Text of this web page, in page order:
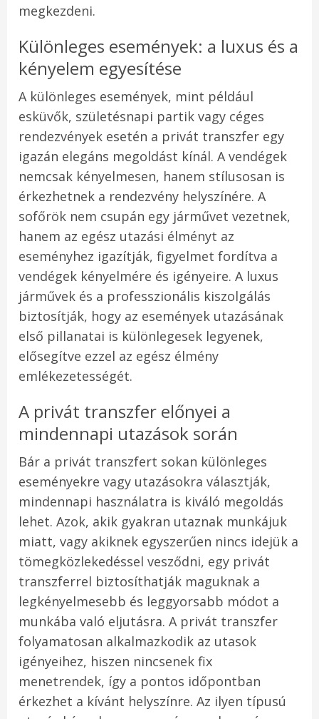
megkezdeni.
Különleges események: a luxus és a
kényelem egyesítése
A különleges események, mint például
esküvők, születésnapi partik vagy céges
rendezvények esetén a privát transzfer egy
igazán elegáns megoldást kínál. A vendégek
nemcsak kényelmesen, hanem stílusosan is
érkezhetnek a rendezvény helyszínére. A
sofőrök nem csupán egy járművet vezetnek,
hanem az egész utazási élményt az
eseményhez igazítják, figyelmet fordítva a
vendégek kényelmére és igényeire. A luxus
járművek és a professzionális kiszolgálás
biztosítják, hogy az események utazásának
első pillanatai is különlegesek legyenek,
elősegítve ezzel az egész élmény
emlékezetességét.
A privát transzfer előnyei a
mindennapi utazások során
Bár a privát transzfert sokan különleges
eseményekre vagy utazásokra választják,
mindennapi használatra is kiváló megoldás
lehet. Azok, akik gyakran utaznak munkájuk
miatt, vagy akiknek egyszerűen nincs idejük a
tömegközlekedéssel vesződni, egy privát
transzferrel biztosíthatják maguknak a
legkényelmesebb és leggyorsabb módot a
munkába való eljutásra. A privát transzfer
folyamatosan alkalmazkodik az utasok
igényeihez, hiszen nincsenek fix
menetrendek, így a pontos időpontban
érkezhet a kívánt helyszínre. Az ilyen típusú